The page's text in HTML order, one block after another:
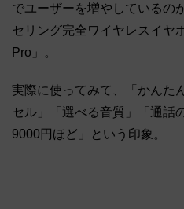
でユーザーを増やしているの
セリング完全ワイヤレスイヤ
Pro」。
実際に使ってみて、「かんた
セル」「選べる音質」「通話
9000円ほど」という印象。